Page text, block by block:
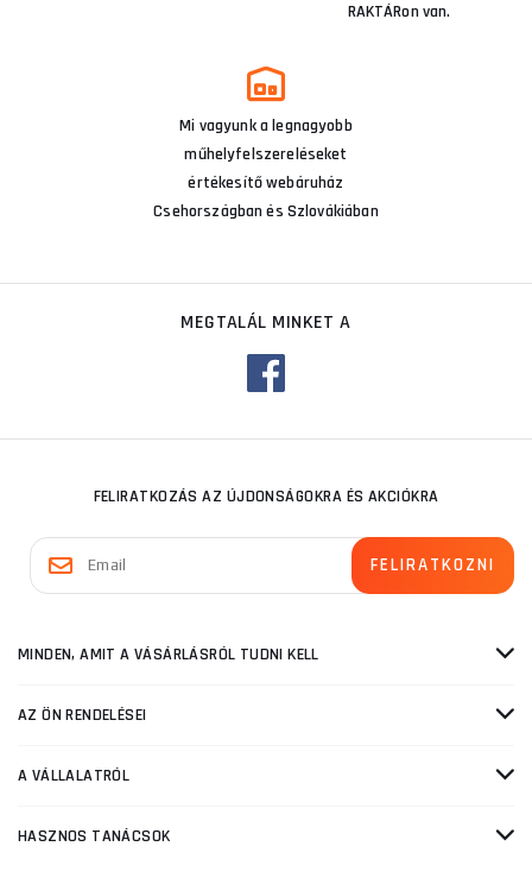
RAKTÁRon van.
Mi vagyunk a legnagyobb
műhelyfelszereléseket
értékesítő webáruház
Csehországban és Szlovákiában
MEGTALÁL MINKET A
FELIRATKOZÁS AZ ÚJDONSÁGOKRA ÉS AKCIÓKRA
MINDEN, AMIT A VÁSÁRLÁSRÓL TUDNI KELL
AZ ÖN RENDELÉSEI
A VÁLLALATRÓL
HASZNOS TANÁCSOK